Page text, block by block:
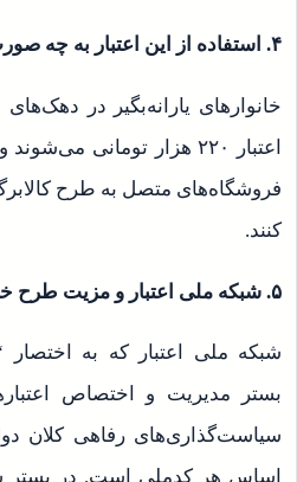
۴. استفاده از این اعتبار به چه صورت امکان‌پذیر است؟
اعتبار ۲۲۰ هزار تومانی
فروشگاه‌های متصل به طرح
کنند.
۵. شبکه ملی اعتبار و مزیت طرح خرید اعتباری چیست؟
شبکه ملی اعتبار که به اختصار
بستر مدیریت و اختصاص
سیاست‌گذاری‌های رفاهی کلان
اساس هر کدملی است. در بستر